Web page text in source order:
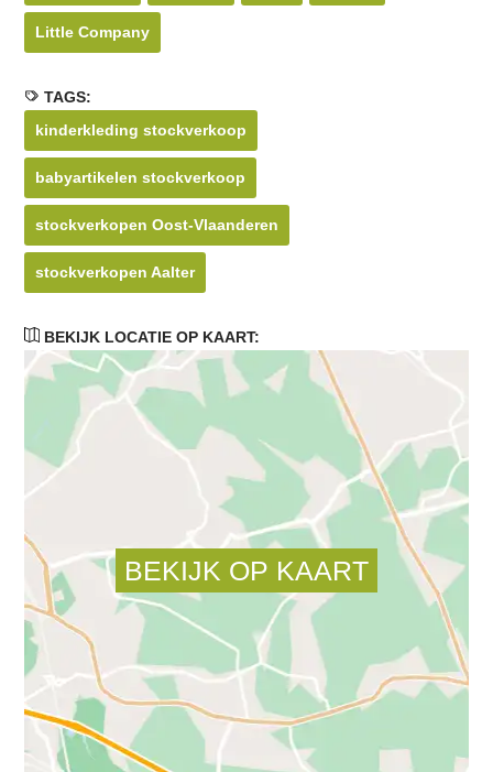
Little Company
TAGS:
kinderkleding stockverkoop
babyartikelen stockverkoop
stockverkopen Oost-Vlaanderen
stockverkopen Aalter
BEKIJK LOCATIE OP KAART: